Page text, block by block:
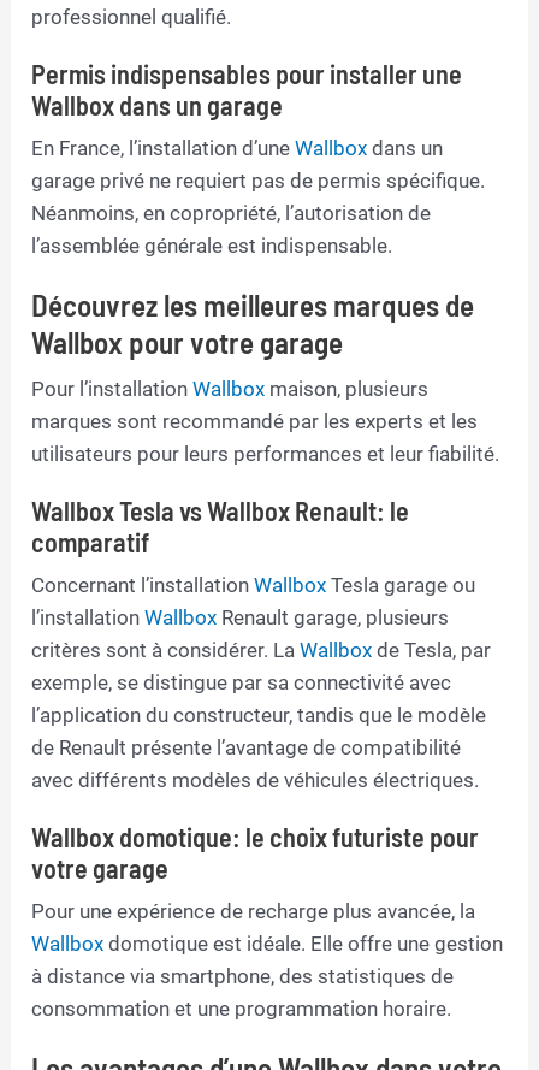
professionnel qualifié.
Permis indispensables pour installer une
Wallbox dans un garage
En France, l’installation d’uneWallbox dans un
garage privé ne requiert pas de permis spécifique.
Néanmoins, en copropriété, l’autorisation de
l’assemblée générale est indispensable.
Découvrez les meilleures marques de
Wallbox pour votre garage
Pour l’installationWallbox maison, plusieurs
marques sont recommandé par les experts et les
utilisateurs pour leurs performances et leur fiabilité.
Wallbox Tesla vs Wallbox Renault: le
comparatif
Concernant l’installationWallbox Tesla garage ou
l’installationWallbox Renault garage, plusieurs
critères sont à considérer. LaWallbox de Tesla, par
exemple, se distingue par sa connectivité avec
l’application du constructeur, tandis que le modèle
de Renault présente l’avantage de compatibilité
avec différents modèles de véhicules électriques.
Wallbox domotique: le choix futuriste pour
votre garage
Pour une expérience de recharge plus avancée, la
Wallbox domotique est idéale. Elle offre une gestion
à distance via smartphone, des statistiques de
consommation et une programmation horaire.